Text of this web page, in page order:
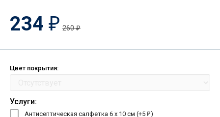
234 ₽ 260₽
Цвет покрытия:
Услуги:
Антисептическая салфетка 6 х 10 см (+5 ₽)